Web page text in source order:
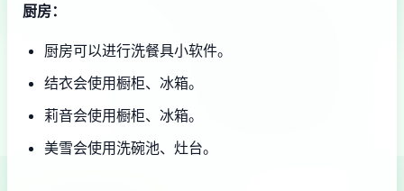
厨房：
厨房可以进行洗餐具小软件。
结衣会使用橱柜、冰箱。
莉音会使用橱柜、冰箱。
美雪会使用洗碗池、灶台。